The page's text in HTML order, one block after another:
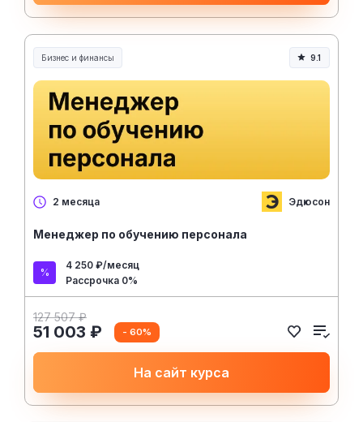
Бизнес и финансы 9.1
2 месяца Эдюсон
Менеджер по обучению персонала
4 250 ₽/месяц
Рассрочка 0%
127 507 ₽
51 003 ₽ - 60%
На сайт курса